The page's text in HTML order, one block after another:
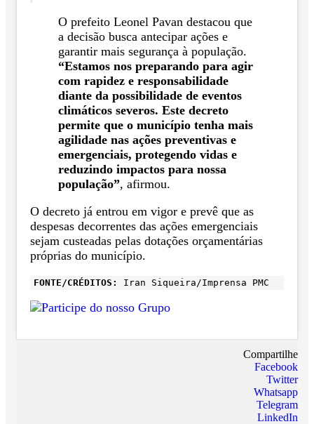
O prefeito Leonel Pavan destacou que
a decisão busca antecipar ações e
garantir mais segurança à população.
“Estamos nos preparando para agir
com rapidez e responsabilidade
diante da possibilidade de eventos
climáticos severos. Este decreto
permite que o município tenha mais
agilidade nas ações preventivas e
emergenciais, protegendo vidas e
reduzindo impactos para nossa
população”, afirmou.
O decreto já entrou em vigor e prevê que as
despesas decorrentes das ações emergenciais
sejam custeadas pelas dotações orçamentárias
próprias do município.
FONTE/CRÉDITOS: Iran Siqueira/Imprensa PMC
Compartilhe
Facebook
Twitter
Whatsapp
Telegram
LinkedIn